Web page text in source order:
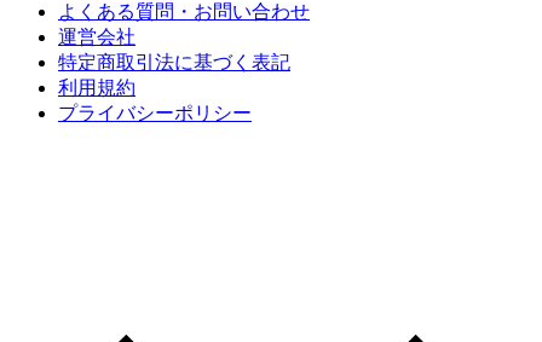
よくある質問・お問い合わせ
運営会社
特定商取引法に基づく表記
利用規約
プライバシーポリシー